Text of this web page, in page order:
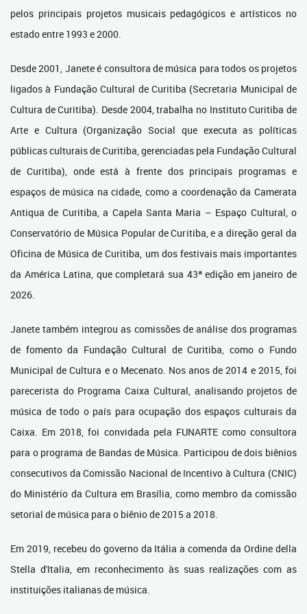
pelos principais projetos musicais pedagógicos e artísticos no
estado entre 1993 e 2000.
Desde 2001, Janete é consultora de música para todos os projetos
ligados à Fundação Cultural de Curitiba (Secretaria Municipal de
Cultura de Curitiba). Desde 2004, trabalha no Instituto Curitiba de
Arte e Cultura (Organização Social que executa as políticas
públicas culturais de Curitiba, gerenciadas pela Fundação Cultural
de Curitiba), onde está à frente dos principais programas e
espaços de música na cidade, como a coordenação da Camerata
Antiqua de Curitiba, a Capela Santa Maria – Espaço Cultural, o
Conservatório de Música Popular de Curitiba, e a direção geral da
Oficina de Música de Curitiba, um dos festivais mais importantes
da América Latina, que completará sua 43ª edição em janeiro de
2026.
Janete também integrou as comissões de análise dos programas
de fomento da Fundação Cultural de Curitiba, como o Fundo
Municipal de Cultura e o Mecenato. Nos anos de 2014 e 2015, foi
parecerista do Programa Caixa Cultural, analisando projetos de
música de todo o país para ocupação dos espaços culturais da
Caixa. Em 2018, foi convidada pela FUNARTE como consultora
para o programa de Bandas de Música. Participou de dois biênios
consecutivos da Comissão Nacional de Incentivo à Cultura (CNIC)
do Ministério da Cultura em Brasília, como membro da comissão
setorial de música para o biênio de 2015 a 2018.
Em 2019, recebeu do governo da Itália a comenda da Ordine della
Stella d'Italia, em reconhecimento às suas realizações com as
instituições italianas de música.